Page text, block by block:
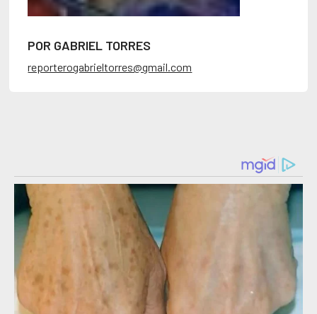
POR GABRIEL TORRES
reporterogabrieltorres@gmail.com